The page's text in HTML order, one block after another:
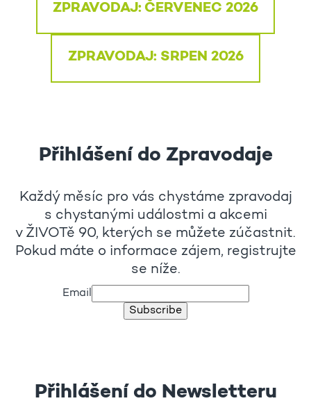
ZPRAVODAJ: ČERVENEC 2026
ZPRAVODAJ: SRPEN 2026
Přihlášení do Zpravodaje
Každý měsíc pro vás chystáme zpravodaj
s chystanými událostmi a akcemi
v ŽIVOTě 90, kterých se můžete zúčastnit.
Pokud máte o informace zájem, registrujte
se níže.
Email
Subscribe
Přihlášení do Newsletteru